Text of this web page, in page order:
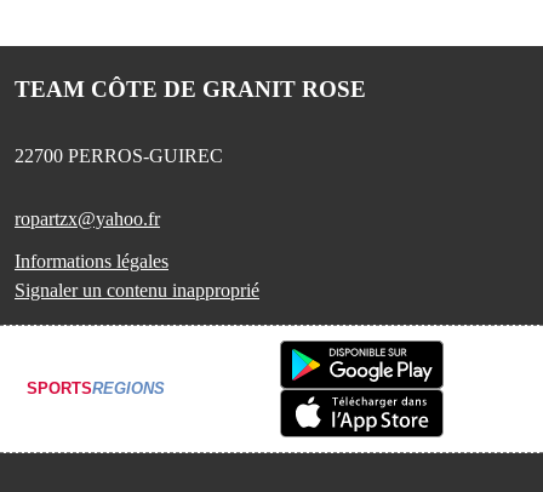
TEAM CÔTE DE GRANIT ROSE
22700 PERROS-GUIREC
ropartzx@yahoo.fr
Informations légales
Signaler un contenu inapproprié
SPORTSREGIONS